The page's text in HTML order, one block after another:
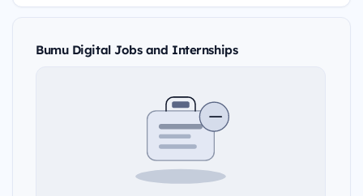
Bumu Digital Jobs and Internships